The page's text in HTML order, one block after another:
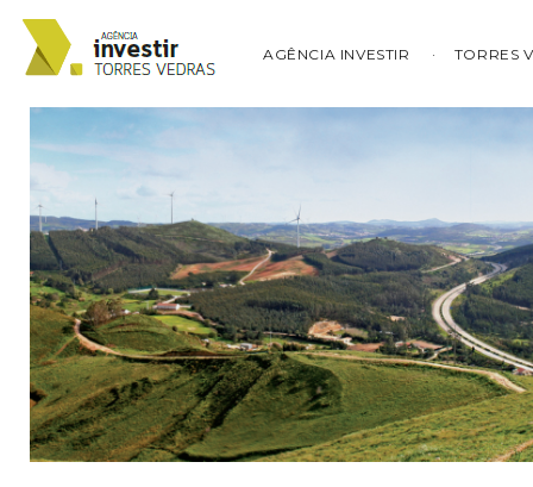
AGÊNCIA INVESTIR TORRES